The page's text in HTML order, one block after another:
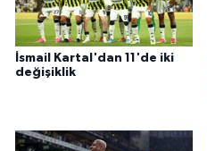
İsmail Kartal'dan 11'de iki
değişiklik